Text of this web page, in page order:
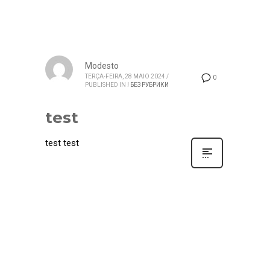
0
Modesto
TERÇA-FEIRA, 28 MAIO 2024 /
PUBLISHED IN ! БЕЗ РУБРИКИ
test
test test